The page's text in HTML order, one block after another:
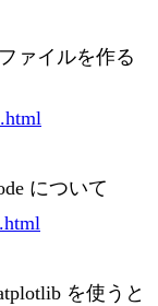
ァイルを作る
について
を使うと